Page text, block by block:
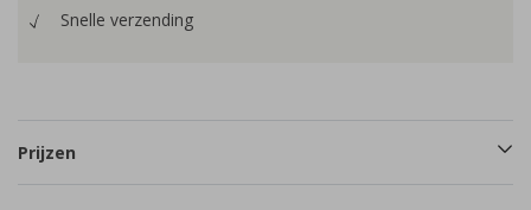
Snelle verzending
Prijzen